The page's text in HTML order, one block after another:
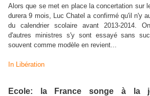
Alors que se met en place la concertation sur
durera 9 mois, Luc Chatel a confirmé qu'il n'y
du calendrier scolaire avant 2013-2014.
d'autres ministres s'y sont essayé sans
souvent comme modèle en revient...
In Libération
Ecole: la France songe à la